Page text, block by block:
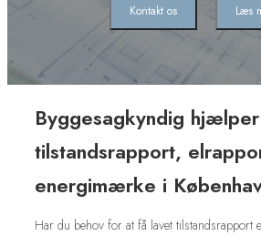
Kontakt os Læs
Byggesagkyndig
tilstandsrapport,
energimærke i
​Har du behov for at få lavet tilstandsrapport